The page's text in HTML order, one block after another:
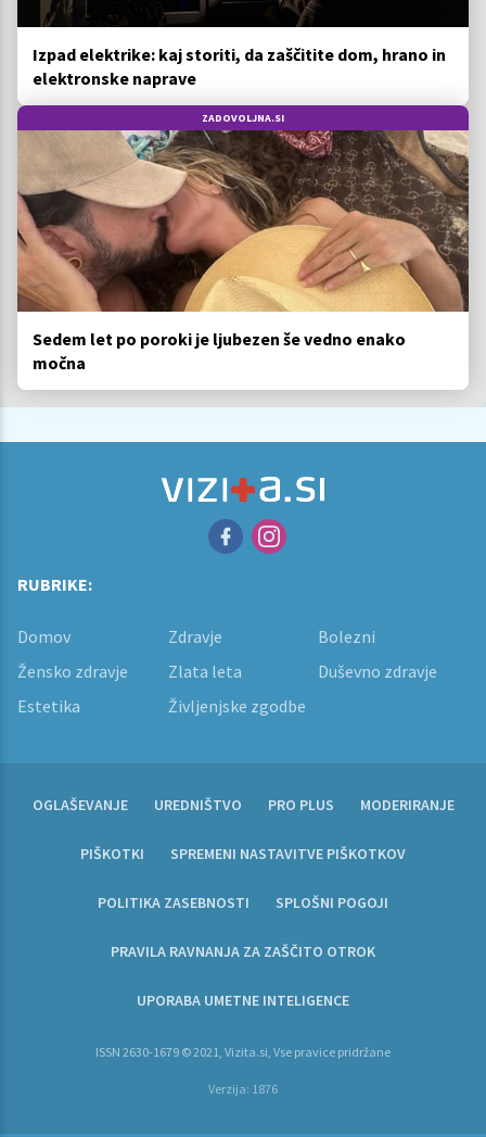
Izpad elektrike: kaj storiti, da zaščitite dom, hrano in
elektronske naprave
ZADOVOLJNA.SI
Sedem let po poroki je ljubezen še vedno enako
močna
RUBRIKE:
Domov Zdravje
Bolezni
Žensko zdravje
Zlata leta
Duševno zdravje
Estetika
Življenjske zgodbe
OGLAŠEVANJE UREDNIŠTVO PRO PLUS MODERIRANJE
PIŠKOTKI SPREMENI NASTAVITVE PIŠKOTKOV
POLITIKA ZASEBNOSTI SPLOŠNI POGOJI
PRAVILA RAVNANJA ZA ZAŠČITO OTROK
UPORABA UMETNE INTELIGENCE
ISSN 2630-1679 © 2021, Vizita.si, Vse pravice pridržane
Verzija: 1876